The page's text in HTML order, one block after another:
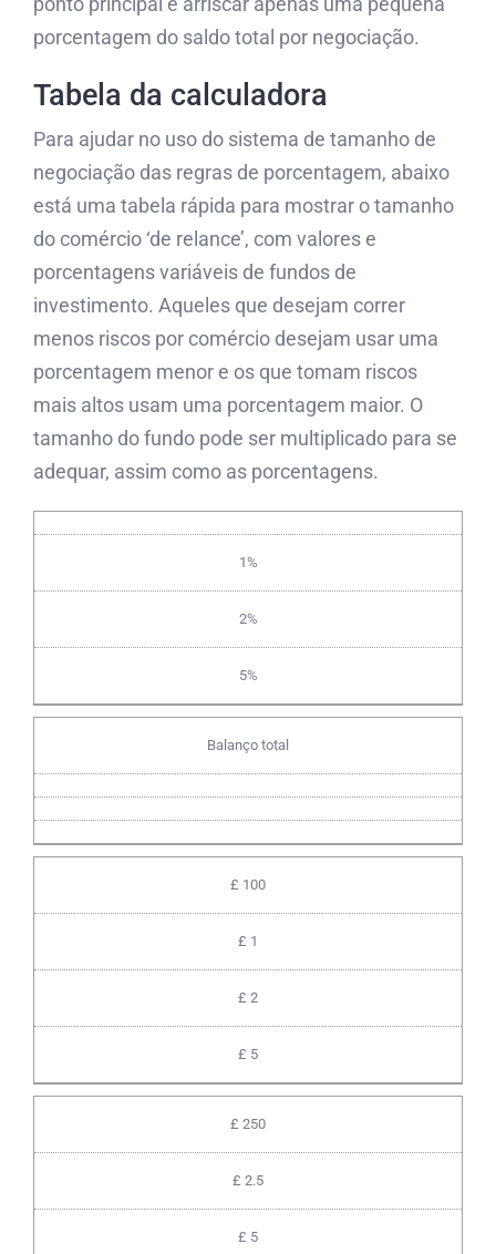
porcentagem do saldo total por negociação.
Tabela da calculadora
Para ajudar no uso do sistema de tamanho de
negociação das regras de porcentagem, abaixo
está uma tabela rápida para mostrar o tamanho
do comércio ‘de relance’, com valores e
porcentagens variáveis ​​de fundos de
investimento. Aqueles que desejam correr
menos riscos por comércio desejam usar uma
porcentagem menor e os que tomam riscos
mais altos usam uma porcentagem maior. O
tamanho do fundo pode ser multiplicado para se
adequar, assim como as porcentagens.
1%
2%
5%
Balanço total
£ 100
£ 1
£ 2
£ 5
£ 250
£ 2.5
£ 5